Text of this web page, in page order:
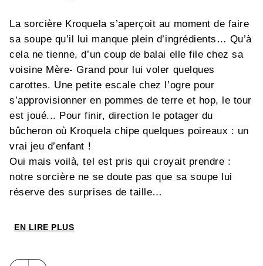
La sorcière Kroquela s’aperçoit au moment de faire
sa soupe qu’il lui manque plein d’ingrédients… Qu’à
cela ne tienne, d’un coup de balai elle file chez sa
voisine Mère- Grand pour lui voler quelques
carottes. Une petite escale chez l’ogre pour
s’approvisionner en pommes de terre et hop, le tour
est joué... Pour finir, direction le potager du
bûcheron où Kroquela chipe quelques poireaux : un
vrai jeu d’enfant !
Oui mais voilà, tel est pris qui croyait prendre :
notre sorcière ne se doute pas que sa soupe lui
réserve des surprises de taille…
Une vraie belle histoire de sorcière, originale
EN LIRE PLUS